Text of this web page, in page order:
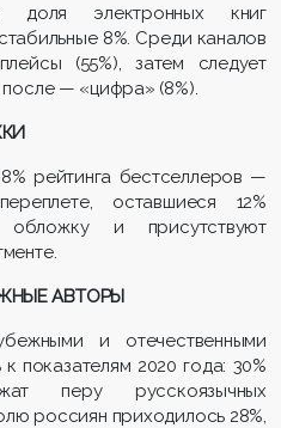
электронных книг
8%. Среди каналов
(55%), затем следует
после — «цифра» (8%).
рейтинга бестселлеров —
оставшиеся 12%
и присутствуют
АВТОРЫ
и отечественными
показателям 2020 года: 30%
перу русскоязычных
россиян приходилось 28%,